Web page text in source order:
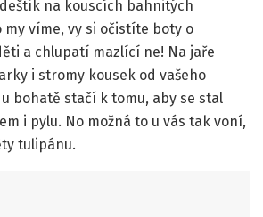
na kouscích bahnitých
my víme, vy si očistíte boty o
a chlupatí mazlící ne! Na jaře
i stromy kousek od vašeho
bohatě stačí k tomu, aby se stal
i pylu. No možná to u vás tak voní,
tulipánu.